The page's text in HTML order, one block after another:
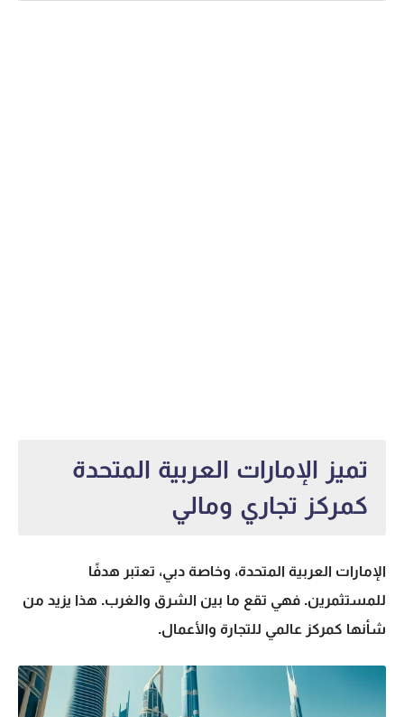
تميز الإمارات العربية المتحدة
كمركز تجاري ومالي
الإمارات العربية المتحدة، وخاصة دبي، تعتبر هدفًا
للمستثمرين. فهي تقع ما بين الشرق والغرب. هذا يزيد من
شأنها كمركز عالمي للتجارة والأعمال.